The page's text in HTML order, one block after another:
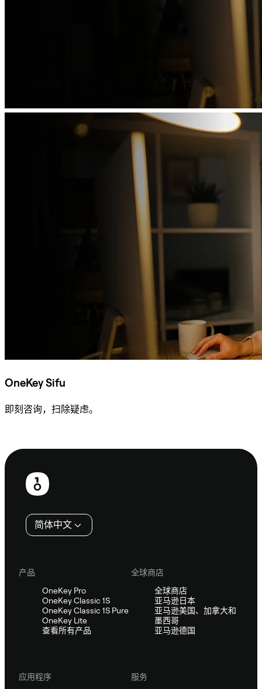
OneKey Sifu
即刻咨询，扫除疑虑。
页
简体中文
产品
OneKey Pro
OneKey Classic 1S
OneKey Classic 1S Pure
OneKey Lite
查看所有产品
全球商店
全球商店
亚马逊日本
亚马逊美国、加拿大和
墨西哥
亚马逊德国
应用程序
服务